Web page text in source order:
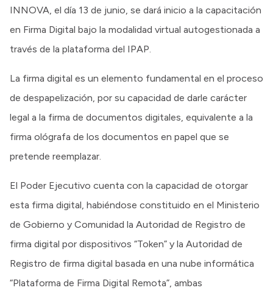
INNOVA, el día 13 de junio, se dará inicio a la capacitación
en Firma Digital bajo la modalidad virtual autogestionada a
través de la plataforma del IPAP.
La firma digital es un elemento fundamental en el proceso
de despapelización, por su capacidad de darle carácter
legal a la firma de documentos digitales, equivalente a la
firma ológrafa de los documentos en papel que se
pretende reemplazar.
El Poder Ejecutivo cuenta con la capacidad de otorgar
esta firma digital, habiéndose constituido en el Ministerio
de Gobierno y Comunidad la Autoridad de Registro de
firma digital por dispositivos “Token” y la Autoridad de
Registro de firma digital basada en una nube informática
“Plataforma de Firma Digital Remota”, ambas